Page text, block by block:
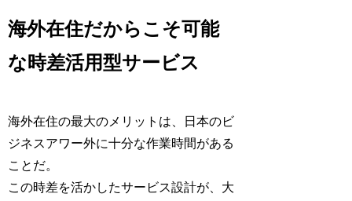
海外在住だからこそ可能
な時差活用型サービス
海外在住の最大のメリットは、日本のビ
ジネスアワー外に十分な作業時間がある
ことだ。
この時差を活かしたサービス設計が、大